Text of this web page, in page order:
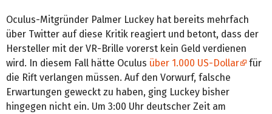
Oculus-Mitgründer Palmer Luckey hat bereits mehrfach
über Twitter auf diese Kritik reagiert und betont, dass der
Hersteller mit der VR-Brille vorerst kein Geld verdienen
wird. In diesem Fall hätte Oculus über 1.000 US-Dollar
für
die Rift verlangen müssen. Auf den Vorwurf, falsche
Erwartungen geweckt zu haben, ging Luckey bisher
hingegen nicht ein. Um 3:00 Uhr deutscher Zeit am